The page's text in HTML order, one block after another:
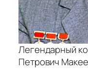
Легендарный
Петрович